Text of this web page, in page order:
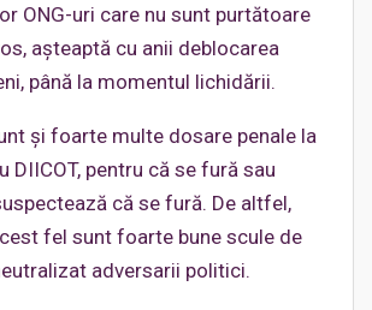
ONG-uri care nu sunt purtătoare
așteaptă cu anii deblocarea
până la momentul lichidării.
și foarte multe dosare penale la
DIICOT, pentru că se fură sau
că se fură. De altfel,
fel sunt foarte bune scule de
adversarii politici.